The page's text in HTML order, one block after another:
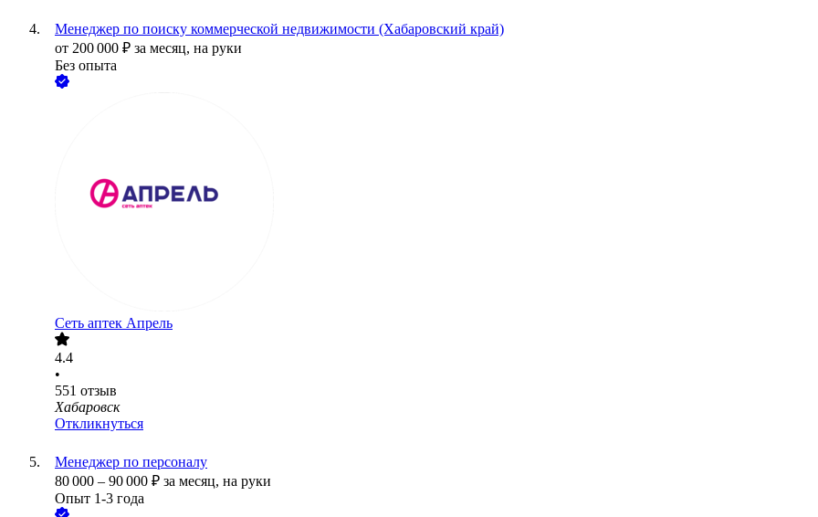
Менеджер п‎о поиску коммерческой недвижимости (Хабаровский край)
от 200 000 ₽ за месяц, на руки
Без опыта
Сеть аптек Апрель
4.4
•
551 отзыв
Хабаровск
Откликнуться
Менеджер по персоналу
80 000 – 90 000 ₽ за месяц, на руки
Опыт 1-3 года